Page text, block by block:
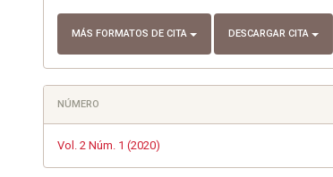
MÁS FORMATOS DE CITA DESCARGAR CITA
NÚMERO
Vol. 2 Núm. 1 (2020)